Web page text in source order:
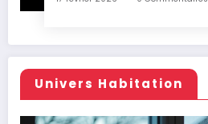
Univers Habitation